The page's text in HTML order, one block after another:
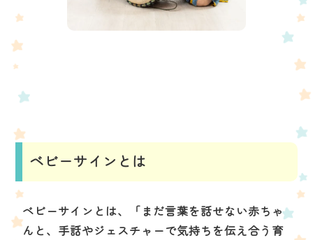
ベビーサインとは
ベビーサインとは、「まだ言葉を話せない赤ちゃ
んと、手話やジェスチャーで気持ちを伝え合う育